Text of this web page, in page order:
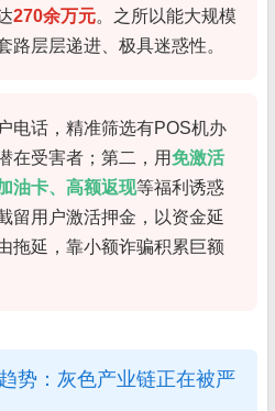
270余万元。之所以能大规模
路层层递进、极具迷惑性。
电话，精准筛选有POS机办
在受害者；第二，用免激活
油卡、高额返现等福利诱惑
留用户激活押金，以资金延
拖延，靠小额诈骗积累巨额
势：灰色产业链正在被严